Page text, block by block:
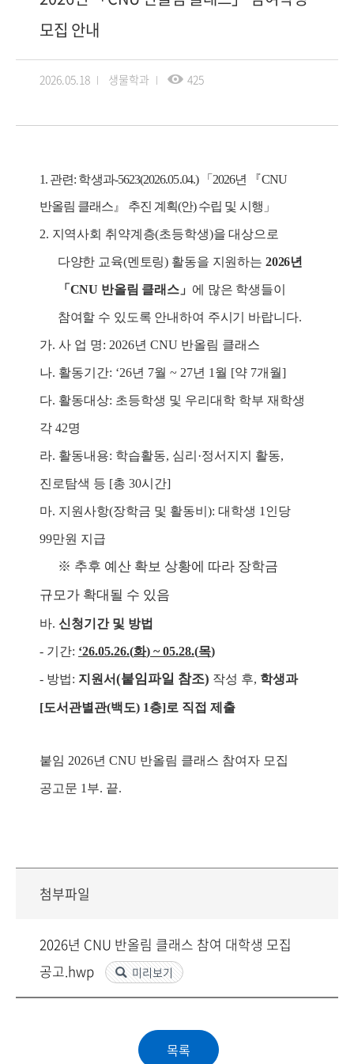
모집 안내
2026.05.18 생물학과 425
1. 관련: 학생과-5623(2026.05.04.) 「 2026년 『CNU
반올림 클래스 』 추진 계획(안)수립 및 시행 」
2. 지역사회 취약계층(초등학생)을 대상으로
다양한 교육(멘토링) 활동을 지원하는 2026년
「 CNU 반올림 클래스 」 에 많은 학생들이
참여할 수 있도록 안내하여 주시기 바랍니다.
가. 사 업 명: 2026년 CNU 반올림 클래스
나. 활동기간: ‘26년 7월 ~ 27년 1 월 [약 7개월]
다. 활동대상: 초등학생 및 우리대학 학부 재학생
각 42명
라. 활동내용: 학습활동, 심리 ·정서지지 활동,
진로탐색 등 [총 30시간]
마. 지원사항(장학금 및 활동비 ): 대학생 1 인당
99만원 지급
※ 추후 예산 확보 상황에 따라 장학금
규모가 확대될 수 있음
바. 신청기간 및 방법
- 기간: ‘26.05.26.(화) ~ 05.28.(목)
- 방법: 지원서(붙임파일 참조) 작성 후, 학생과
[도서관별관(백도) 1층]로 직접 제출
붙임 2026년 CNU 반올림 클래스 참여자 모집
공고문 1 부. 끝.
첨부파일
2026년 CNU 반올림 클래스 참여 대학생 모집
공고.hwp
미리보기